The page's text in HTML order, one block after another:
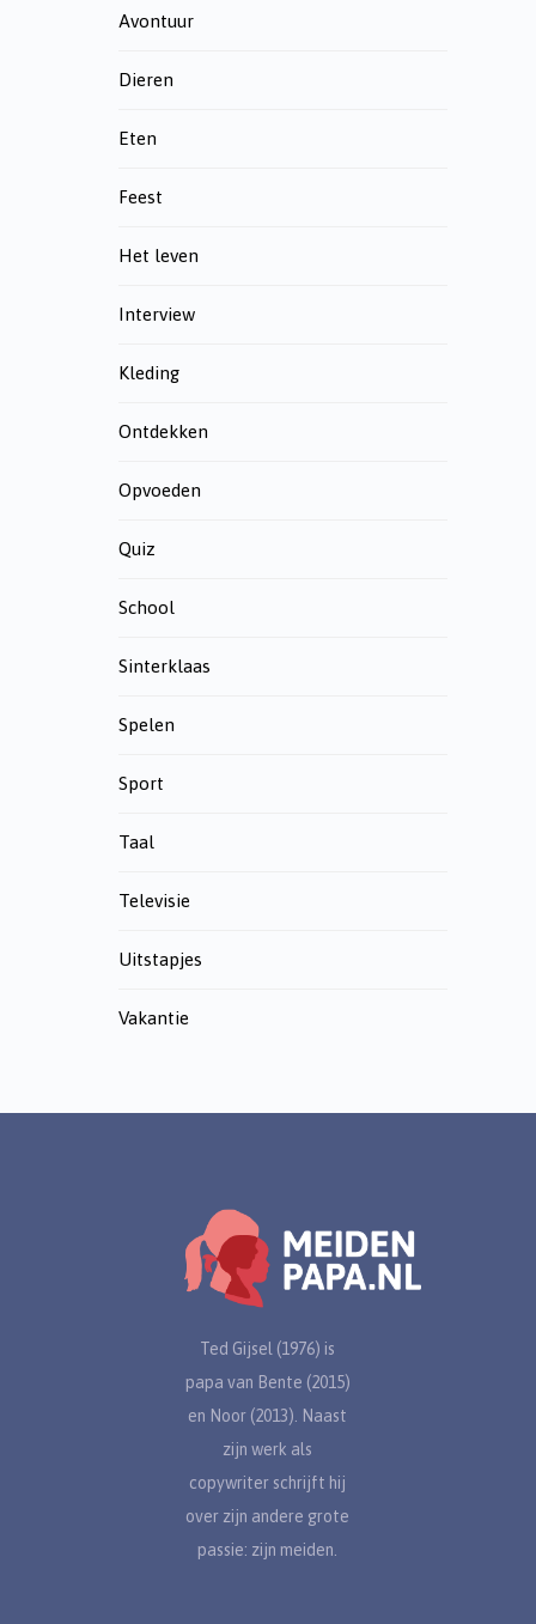
Avontuur
Dieren
Eten
Feest
Het leven
Interview
Kleding
Ontdekken
Opvoeden
Quiz
School
Sinterklaas
Spelen
Sport
Taal
Televisie
Uitstapjes
Vakantie
Ted Gijsel (1976) is
papa van Bente (2015)
en Noor (2013). Naast
zijn werk als
copywriter schrijft hij
over zijn andere grote
passie: zijn meiden.